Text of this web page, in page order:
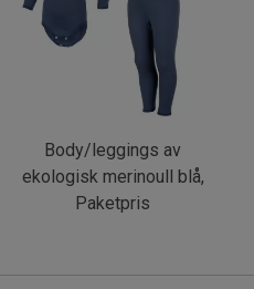
Body/leggings av
ekologisk merinoull blå,
Paketpris